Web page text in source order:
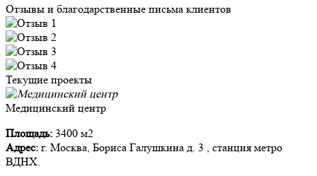
Отзывы и благодарственные письма клиентов
Текущие проекты
Медицинский центр
Площадь: 3400 м2
Адрес: г. Москва, Бориса Галушкина д. 3 , станция метро
ВДНХ.